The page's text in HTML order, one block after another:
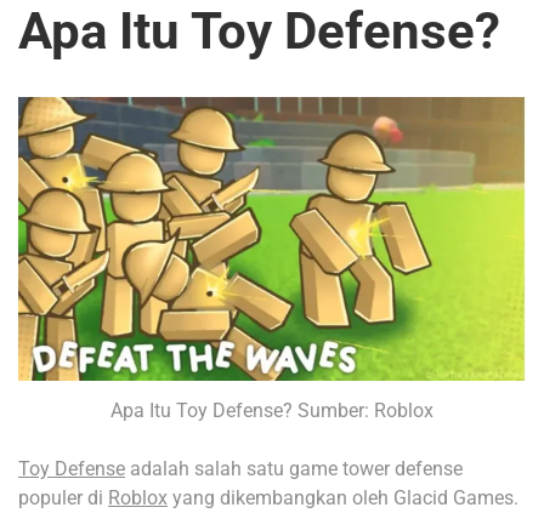
Apa Itu Toy Defense?
Apa Itu Toy Defense? Sumber: Roblox
Toy Defense adalah salah satu game tower defense
populer di Roblox yang dikembangkan oleh Glacid Games.